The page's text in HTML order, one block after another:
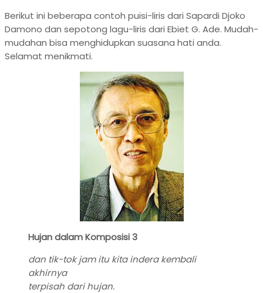
Berikut ini beberapa contoh puisi-liris dari Sapardi Djoko
Damono dan sepotong lagu-liris dari Ebiet G. Ade. Mudah-
mudahan bisa menghidupkan suasana hati anda.
Selamat menikmati.
Hujan dalam Komposisi 3
dan tik-tok jam itu kita indera kembali
akhirnya
terpisah dari hujan.